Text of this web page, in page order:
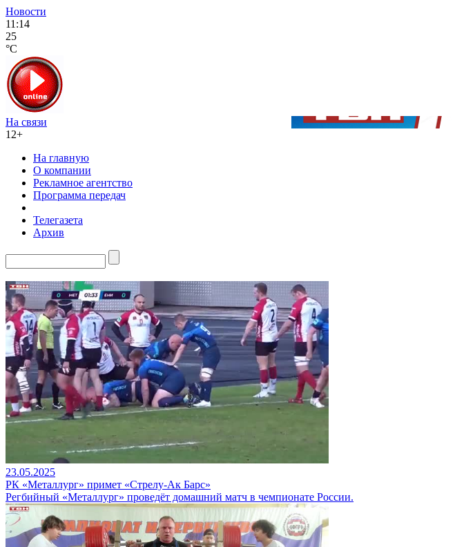
Новости
11:14
25
°C
На связи
12+
На главную
О компании
Рекламное агентство
Программа передач
Телегазета
Архив
23.05.2025
РК «Металлург» примет «Стрелу-Ак Барс»
Регбийный «Металлург» проведёт домашний матч в чемпионате России.